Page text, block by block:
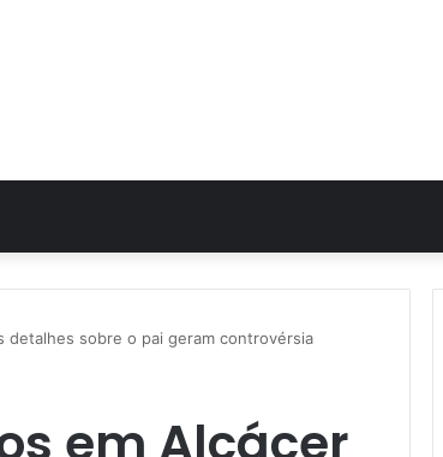
detalhes sobre o pai geram controvérsia
em Alcácer